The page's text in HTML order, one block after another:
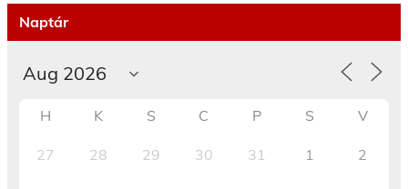
Naptár
H K S C P S V
27 28 29 30 31 1 2